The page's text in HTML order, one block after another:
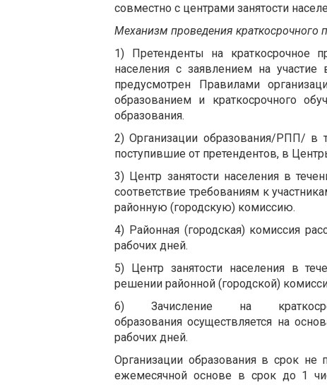
совместно с центрами занятости
Механизм проведения краткосрочного
1) Претенденты на краткосрочное
населения с заявлением на
предусмотрен Правилами
образованием и краткосрочного
образования.
2) Организации образования/РПП/ в
поступившие от претендентов, в
3) Центр занятости населения в
соответствие требованиям к
районную (городскую) комиссию.
4) Районная (городская) комиссия
рабочих дней.
5) Центр занятости населения в
решении районной (городской)
6) Зачисление на
образования осуществляется на
рабочих дней.
Организации образования в срок не
ежемесячной основе в срок до 1